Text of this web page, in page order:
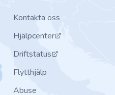
Kontakta oss
Hjälpcenter
Driftstatus
Flytthjälp
Abuse